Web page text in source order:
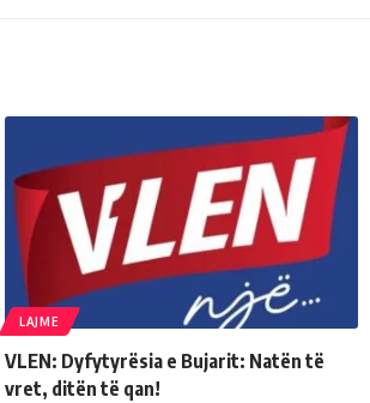
LAJME
VLEN: Dyfytyrësia e Bujarit: Natën të
vret, ditën të qan!